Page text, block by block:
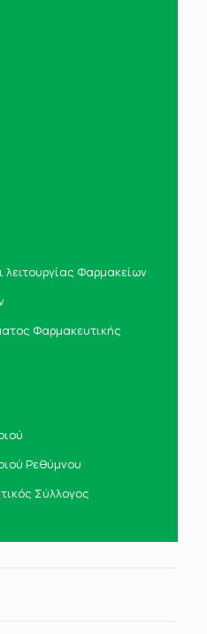
Φαρμακείων
Φαρμακευτικής
Ρεθύμνου
Σύλλογος